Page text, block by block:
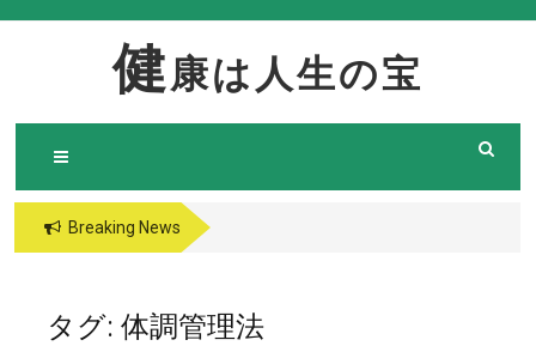
健康は人生の宝
Breaking News
タグ: 体調管理法